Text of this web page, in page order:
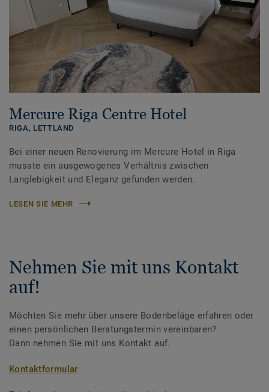
Mercure Riga Centre Hotel
RIGA, LETTLAND
Bei einer neuen Renovierung im Mercure Hotel in Riga
musste ein ausgewogenes Verhältnis zwischen
Langlebigkeit und Eleganz gefunden werden.
LESEN SIE MEHR
Nehmen Sie mit uns Kontakt
auf!
Möchten Sie mehr über unsere Bodenbeläge erfahren oder
einen persönlichen Beratungstermin vereinbaren?
Dann nehmen Sie mit uns Kontakt auf.
Kontaktformular